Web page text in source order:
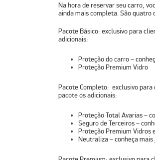
Na hora de reservar seu carro,
ainda mais completa. São quatro
Pacote Básico: exclusivo para
adicionais:
Proteção do carro –
Proteção Premium Vidro
Pacote Completo: exclusivo para
pacote os adicionais:
Proteção Total Avarias –
Seguro de Terceiros –
Proteção Premium Vidros
Neutraliza – conheça mais